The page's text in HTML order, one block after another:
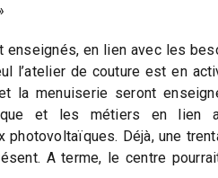
enseignés, en lien avec les
l’atelier de couture est en
la menuiserie seront
et les métiers en lien
photovoltaïques. Déjà, une
A terme, le centre